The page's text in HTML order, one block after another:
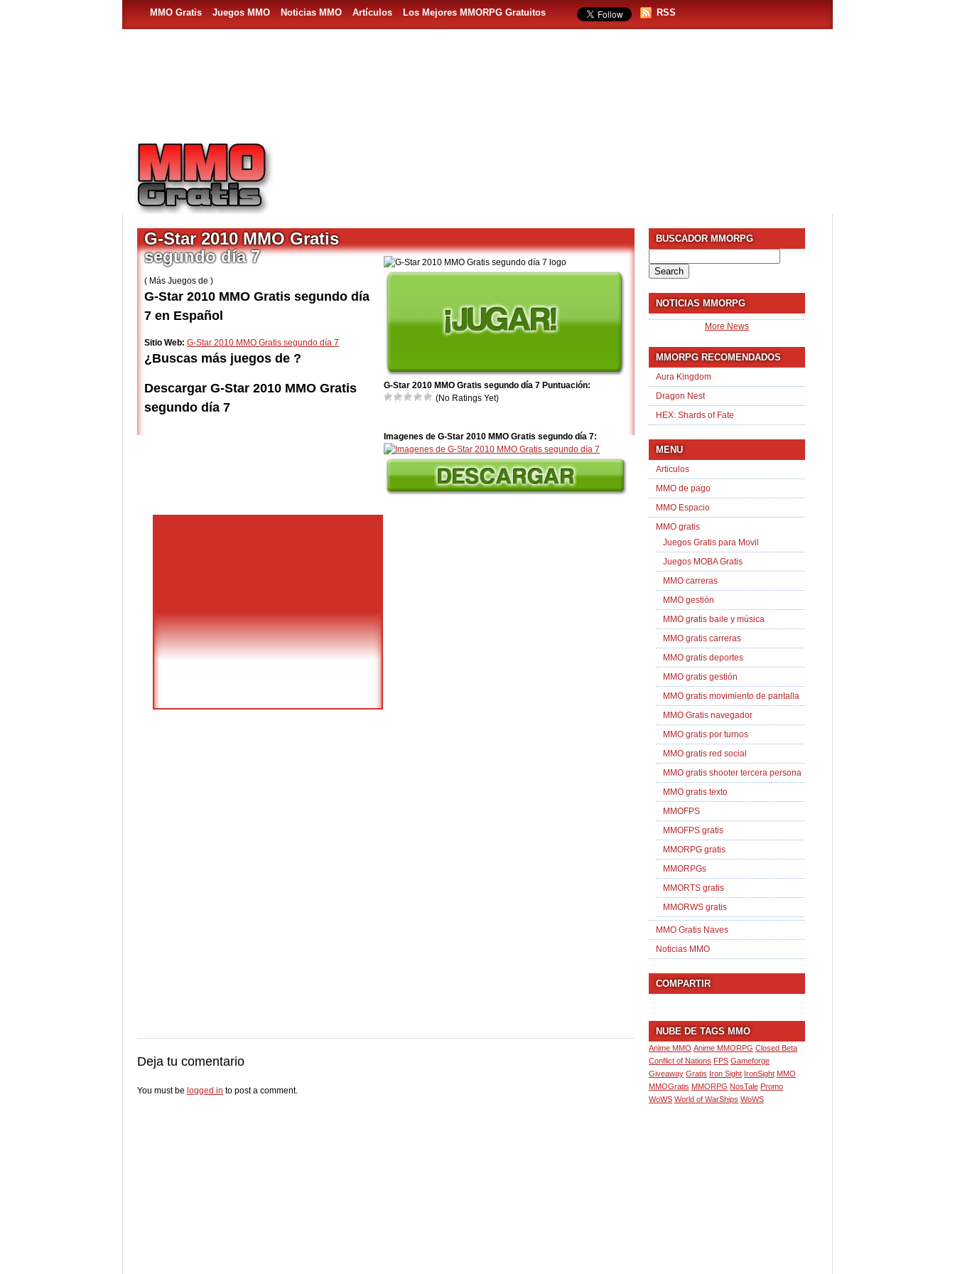
MMO Gratis Juegos MMO Noticias MMO Artículos Los Mejores MMORPG Gratuitos RSS
G-Star 2010 MMO Gratis segundo día 7 Puntuación:
(No Ratings Yet)
Imagenes de G-Star 2010 MMO Gratis segundo día 7:
G-Star 2010 MMO Gratis
segundo día 7
( Más Juegos de )
G-Star 2010 MMO Gratis segundo día
7 en Español
Sitio Web: G-Star 2010 MMO Gratis segundo día 7
¿Buscas más juegos de ?
Descargar G-Star 2010 MMO Gratis
segundo día 7
Deja tu comentario
You must be logged in to post a comment.
BUSCADOR MMORPG
for:
NOTICIAS MMORPG
More News
MMORPG RECOMENDADOS
Aura Kingdom
Dragon Nest
HEX: Shards of Fate
MENU
Articulos
MMO de pago
MMO Espacio
MMO gratis
Juegos Gratis para Movil
Juegos MOBA Gratis
MMO carreras
MMO gestión
MMO gratis baile y música
MMO gratis carreras
MMO gratis deportes
MMO gratis gestión
MMO gratis movimiento de pantalla
MMO Gratis navegador
MMO gratis por turnos
MMO gratis red social
MMO gratis shooter tercera persona
MMO gratis texto
MMOFPS
MMOFPS gratis
MMORPG gratis
MMORPGs
MMORTS gratis
MMORWS gratis
MMO Gratis Naves
Noticias MMO
COMPARTIR
NUBE DE TAGS MMO
Anime MMO Anime MMORPG Closed Beta
Conflict of Nations FPS Gameforge
Giveaway Gratis Iron Sight IronSight MMO
MMOGratis MMORPG NosTale Promo
WoWS World of WarShips WoWS